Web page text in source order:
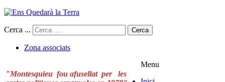
Cerca ... Cerca
Zona associats
"Montesquieu fou afusellat per les
Menu